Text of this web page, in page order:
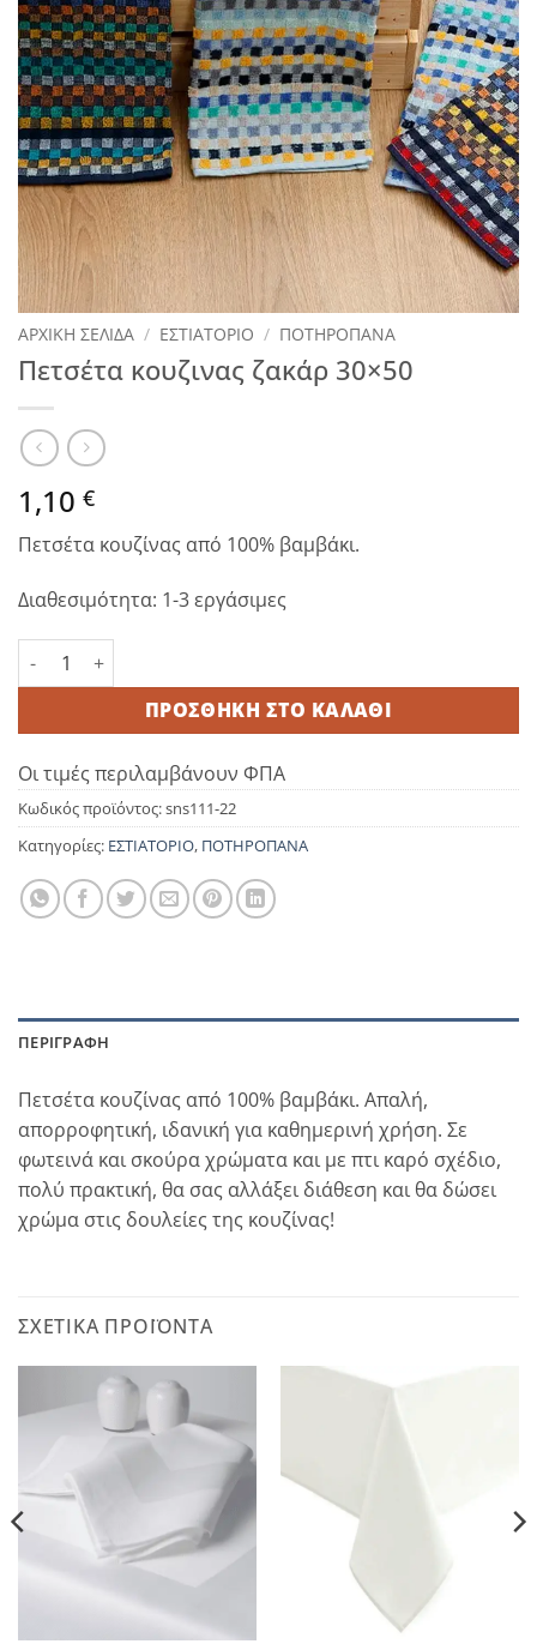
ΑΡΧΙΚΉ ΣΕΛΊΔΑ / ΕΣΤΙΑΤΟΡΙΟ / ΠΟΤΗΡΟΠΑΝΑ
Πετσέτα κουζινας ζακάρ 30×50
1,10 €
Πετσέτα κουζίνας από 100% βαμβάκι.
Διαθεσιμότητα: 1-3 εργάσιμες
Πετσέτα κουζινας ζακάρ 30×50 ποσότητα
ΠΡΟΣΘΉΚΗ ΣΤΟ ΚΑΛΆΘΙ
Οι τιμές περιλαμβάνουν ΦΠΑ
Κωδικός προϊόντος:sns111-22
Κατηγορίες: ΕΣΤΙΑΤΟΡΙΟ, ΠΟΤΗΡΟΠΑΝΑ
ΠΕΡΙΓΡΑΦΉ
Πετσέτα κουζίνας από 100% βαμβάκι. Απαλή,
απορροφητική, ιδανική για καθημερινή χρήση. Σε
φωτεινά και σκούρα χρώματα και με πτι καρό σχέδιο,
πολύ πρακτική, θα σας αλλάξει διάθεση και θα δώσει
χρώμα στις δουλείες της κουζίνας!
ΣΧΕΤΙΚΆ ΠΡΟΪΌΝΤΑ